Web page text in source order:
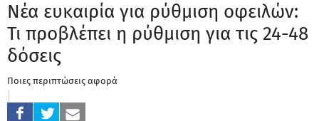
Νέα ευκαιρία για ρύθμιση οφειλών:
Τι προβλέπει η ρύθμιση για τις 24-48
δόσεις
Ποιες περιπτώσεις αφορά